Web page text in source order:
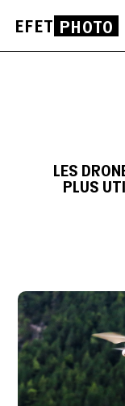
LES
PLUS
EFET PHOTO